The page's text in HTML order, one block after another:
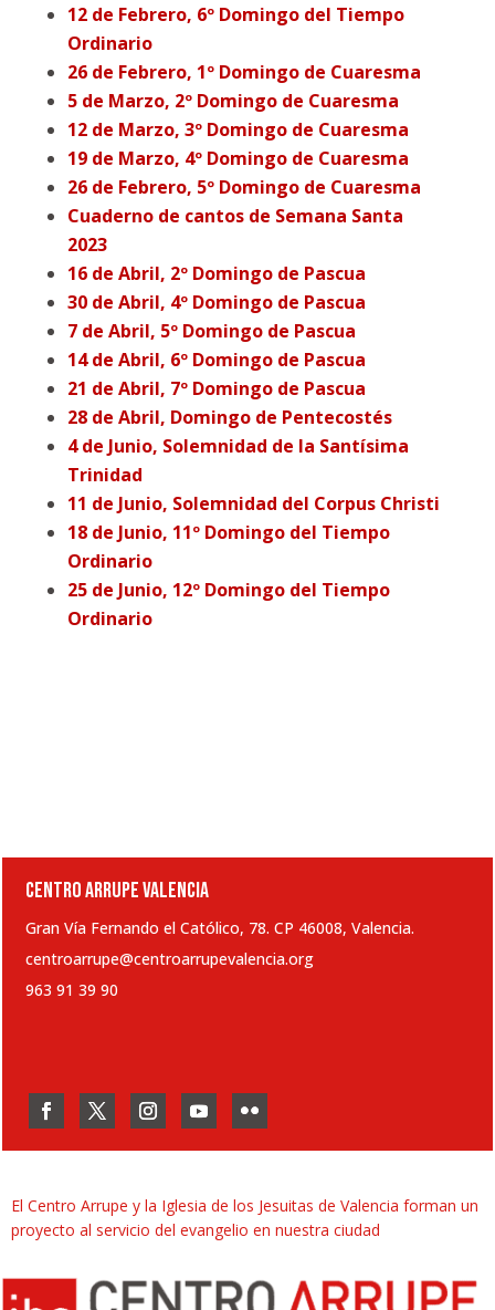
12 de Febrero, 6º Domingo del Tiempo
Ordinario
26 de Febrero, 1º Domingo de Cuaresma
5 de Marzo, 2º Domingo de Cuaresma
12 de Marzo, 3º Domingo de Cuaresma
19 de Marzo, 4º Domingo de Cuaresma
26 de Febrero, 5º Domingo de Cuaresma
Cuaderno de cantos de Semana Santa
2023
16 de Abril, 2º Domingo de Pascua
30 de Abril, 4º Domingo de Pascua
7 de Abril, 5º Domingo de Pascua
14 de Abril, 6º Domingo de Pascua
21 de Abril, 7º Domingo de Pascua
28 de Abril, Domingo de Pentecostés
4 de Junio, Solemnidad de la Santísima
Trinidad
11 de Junio, Solemnidad del Corpus Christi
18 de Junio, 11º Domingo del Tiempo
Ordinario
25 de Junio, 12º Domingo del Tiempo
Ordinario
CENTRO ARRUPE VALENCIA
Gran Vía Fernando el Católico, 78. CP 46008, Valencia.
centroarrupe@centroarrupevalencia.org
963 91 39 90
El Centro Arrupe y la Iglesia de los Jesuitas de Valencia forman un
proyecto al servicio del evangelio en nuestra ciudad